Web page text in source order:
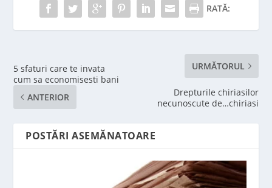
RATĂ:
5 sfaturi care te invata
cum sa economisesti bani
ANTERIOR
URMĂTORUL
Drepturile chiriasilor
necunoscute de…chiriasi
POSTĂRI ASEMĂNATOARE